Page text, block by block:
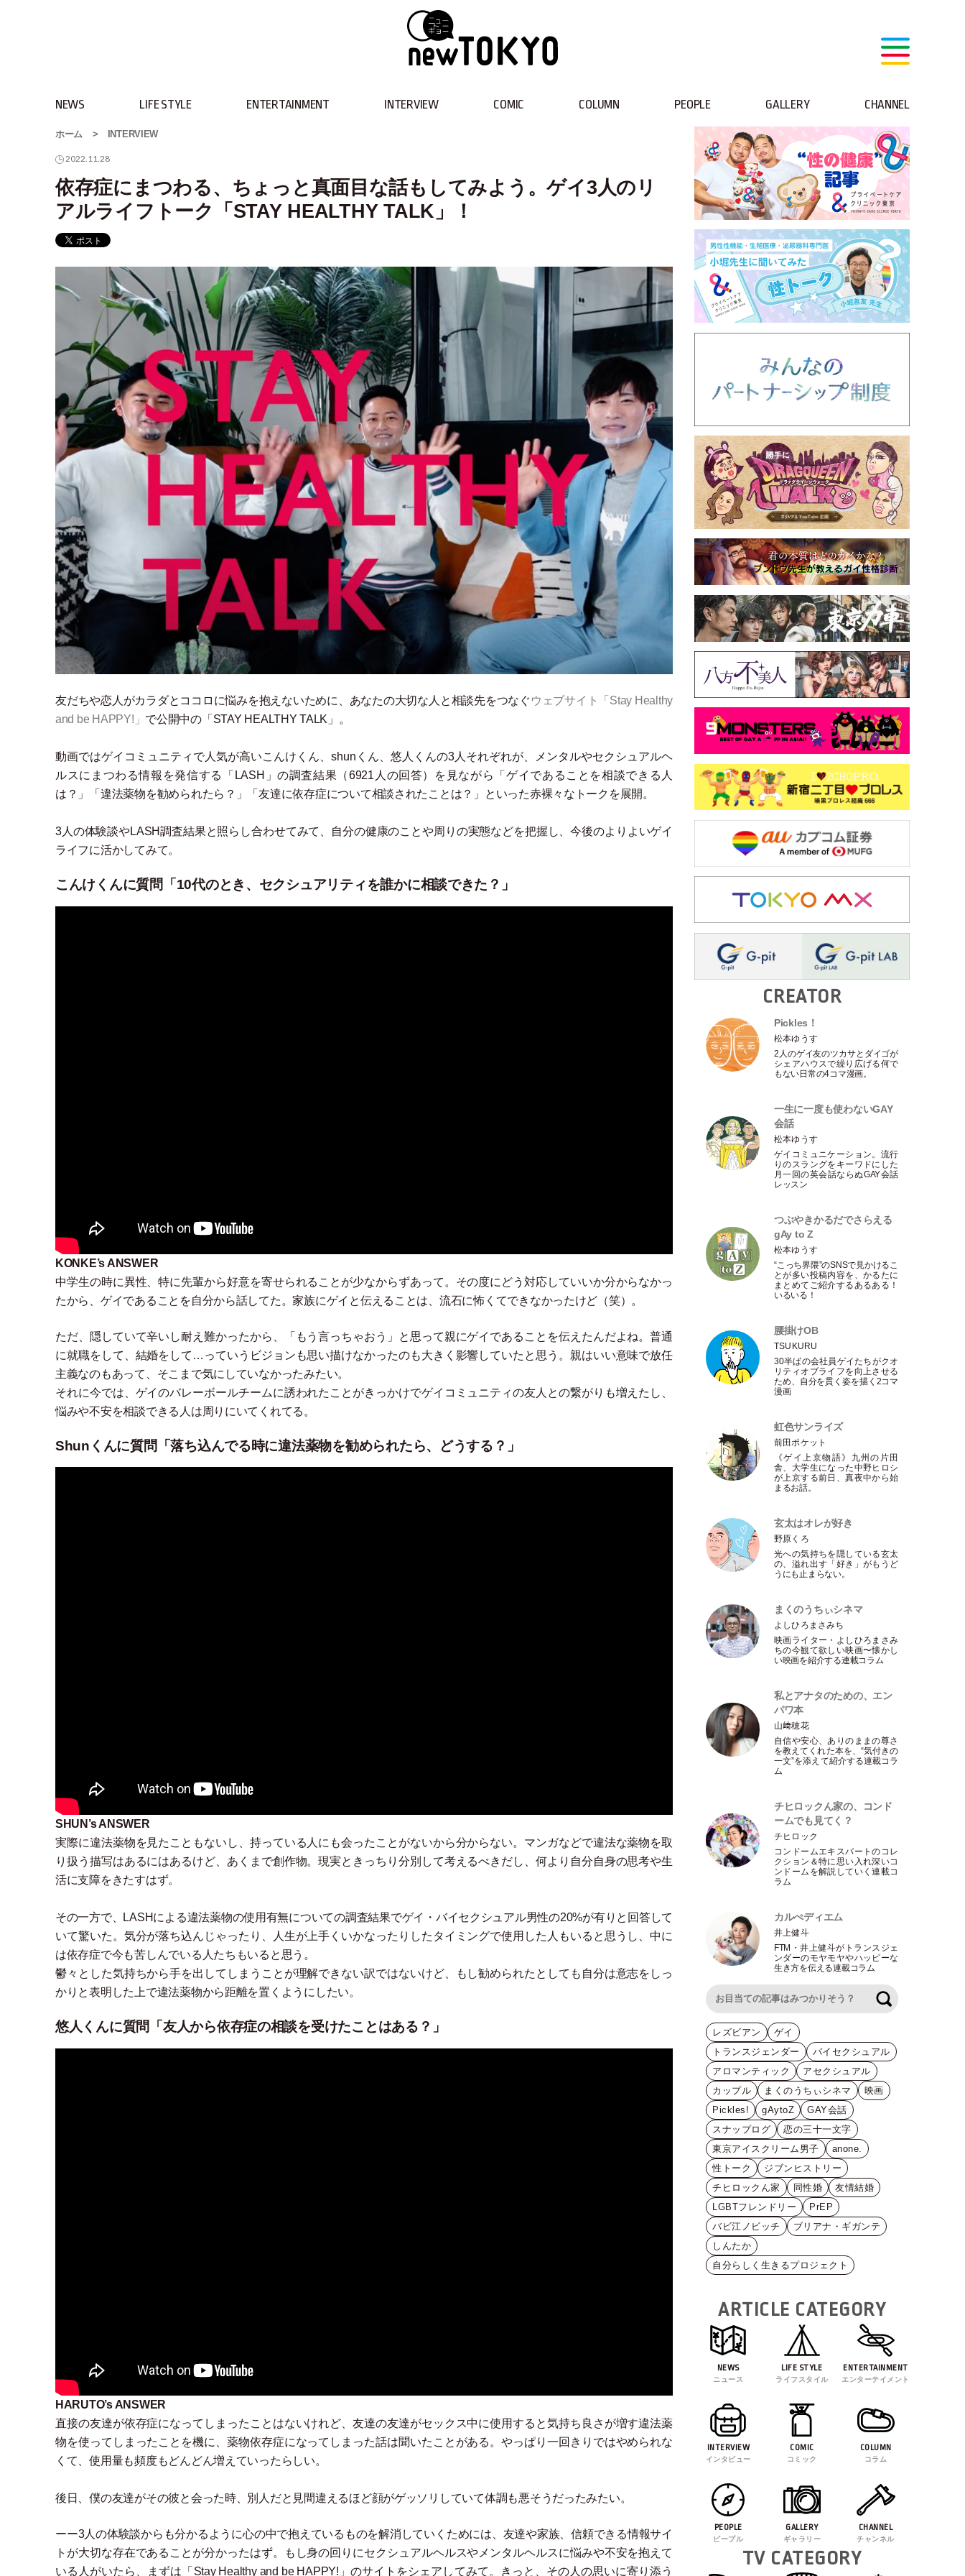
NEWS LIFE STYLE ENTERTAINMENT INTERVIEW COMIC COLUMN PEOPLE GALLERY CHANNEL
ホーム > INTERVIEW
2022.11.28
依存症にまつわる、ちょっと真面目な話もしてみよう。ゲイ3人のリ
アルライフトーク「STAY HEALTHY TALK」！
友だちや恋人がカラダとココロに悩みを抱えないために、あなたの大切な人と相談先をつなぐウェブサイト 「 Stay Healthy
and be HAPPY! 」 で公開中の「 STAY HEALTHY TALK 」 。
動画ではゲイコミュニティで人気が高いこんけくん、shunくん、悠人くんの3人それぞれが、メンタルやセクシュアルヘ
ルスにまつわる情報を発信する
「 LASH 」の調査結果 （6921人の回答） を見ながら 「 ゲイであることを相談できる人
は？ 」 「 違法薬物を勧められたら？ 」 「友達に依存症について相談されたことは？ 」 といった赤裸々なトークを展開。
3人の体験談やLASH調査結果と照らし合わせてみて、自分の健康のことや周りの実態などを把握し、今後のよりよいゲイ
ライフに活かしてみて。
こんけくんに質問「10代のとき、セクシュアリティを誰かに相談できた？」
KONKE’s ANSWER
中学生の時に異性、特に先輩から好意を寄せられることが少なからずあって。その度にどう対応していいか分からなかっ
たから、ゲイであることを自分から話してた。家族にゲイと伝えることは、流石に怖くてできなかったけど （笑） 。
ただ、隠していて辛いし耐え難かったから、 「 もう言っちゃおう 」
と思って親にゲイであることを伝えたんだよね。普通
に就職をして、結婚をして…っていうビジョンも思い描けなかったのも大きく影響していたと思う。親はいい意味で放任
主義なのもあって、そこまで気にしていなかったみたい。
それに今では、ゲイのバレーボールチームに誘われたことがきっかけでゲイコミュニティの友人との繋がりも増えたし、
悩みや不安を相談できる人は周りにいてくれてる。
Shunくんに質問「落ち込んでる時に違法薬物を勧められたら、どうする？」
SHUN’s ANSWER
実際に違法薬物を見たこともないし、持っている人にも会ったことがないから分からない。マンガなどで違法な薬物を取
り扱う描写はあるにはあるけど、あくまで創作物。現実ときっちり分別して考えるべきだし、何より自分自身の思考や生
活に支障をきたすはず。
その一方で、LASHによる違法薬物の使用有無についての調査結果でゲイ ・ バイセクシュアル男性の20%が有りと回答して
いて驚いた。気分が落ち込んじゃったり、人生が上手くいかなったりしたタイミングで使用した人もいると思うし、中に
は依存症で今も苦しんでいる人たちもいると思う。
鬱々とした気持ちから手を出してしまうことが理解できない訳ではないけど、もし勧められたとしても自分は意志をしっ
かりと表明した上で違法薬物から距離を置くようにしたい。
悠人くんに質問「友人から依存症の相談を受けたことはある？」
HARUTO’s ANSWER
直接の友達が依存症になってしまったことはないけれど、友達の友達がセックス中に使用すると気持ち良さが増す違法薬
物を使ってしまったことを機に、薬物依存症になってしまった話は聞いたことがある。やっぱり一回きりではやめられな
くて、使用量も頻度もどんどん増えていったらしい。
後日、僕の友達がその彼と会った時、別人だと見間違えるほど顔がゲッソリしていて体調も悪そうだったみたい。
ーー3人の体験談からも分かるように心の中で抱えているものを解消していくためには、友達や家族、信頼できる情報サイ
トが大切な存在であることが分かったはず。もし身の回りにセクシュアルヘルスやメンタルヘルスに悩みや不安を抱えて
いる人がいたら、まずは 「 Stay Healthy and be HAPPY! 」のサイトをシェアしてみて。きっと、その人の思いに寄り添う
CREATOR
Pickles！
松本ゆうす
2人のゲイ友のツカサとダイゴが
シェアハウスで繰り広げる何で
もない日常の4コマ漫画。
一生に一度も使わないGAY
会話
松本ゆうす
ゲイコミュニケーション。流行
りのスラングをキーワドにした
月一回の英会話ならぬGAY会話
レッスン
つぶやきかるだでさらえる
gAy to Z
松本ゆうす
“こっち界隈”のSNSで見かけるこ
とが多い投稿内容を、かるたに
まとめてご紹介するあるある！
いるいる！
腰掛けOB
TSUKURU
30半ばの会社員ゲイたちがクオ
リティオブライフを向上させる
ため、自分を貫く姿を描く2コマ
漫画
虹色サンライズ
前田ポケット
《ゲイ上京物語》九州の片田
舎、大学生になった中野ヒロシ
が上京する前日、真夜中から始
まるお話。
玄太はオレが好き
野原くろ
光への気持ちを隠している玄太
の、溢れ出す 「好き 」がもうど
うにも止まらない。
まくのうちぃシネマ
よしひろまさみち
映画ライター ・ よしひろまさみ
ちの今観て欲しい映画〜懐かし
い映画を紹介する連載コラム
私とアナタのための、エン
パワ本
山﨑穂花
自信や安心、ありのままの尊さ
を教えてくれた本を、“気付きの
一文”を添えて紹介する連載コラ
ム
チヒロックん家の、コンド
ームでも見てく？
チヒロック
コンドームエキスパートのコレ
クション＆特に思い入れ深いコ
ンドームを解説していく連載コ
ラム
カルぺディエム
井上健斗
FTM ・井上健斗がトランスジェ
ンダーのモヤモヤやハッピーな
生き方を伝える連載コラム
レズビアン
ゲイ
トランスジェンダー
バイセクシュアル
アロマンティック
アセクシュアル
カップル
まくのうちぃシネマ
映画
Pickles!
gAytoZ
GAY会話
スナップログ
恋の三十一文字
東京アイスクリーム男子
anone.
性トーク
ジブンヒストリー
チヒロックん家
同性婚
友情結婚
LGBTフレンドリー
PrEP
バビ江ノビッチ
ブリアナ・ギガンテ
しんたか
自分らしく生きるプロジェクト
ARTICLE CATEGORY
NEWS
ニュース
LIFE STYLE
ライフスタイル
ENTERTAINMENT
エンターテイメント
INTERVIEW
インタビュー
COMIC
コミック
COLUMN
コラム
PEOPLE
ピープル
GALLERY
ギャラリー
CHANNEL
チャンネル
TV CATEGORY